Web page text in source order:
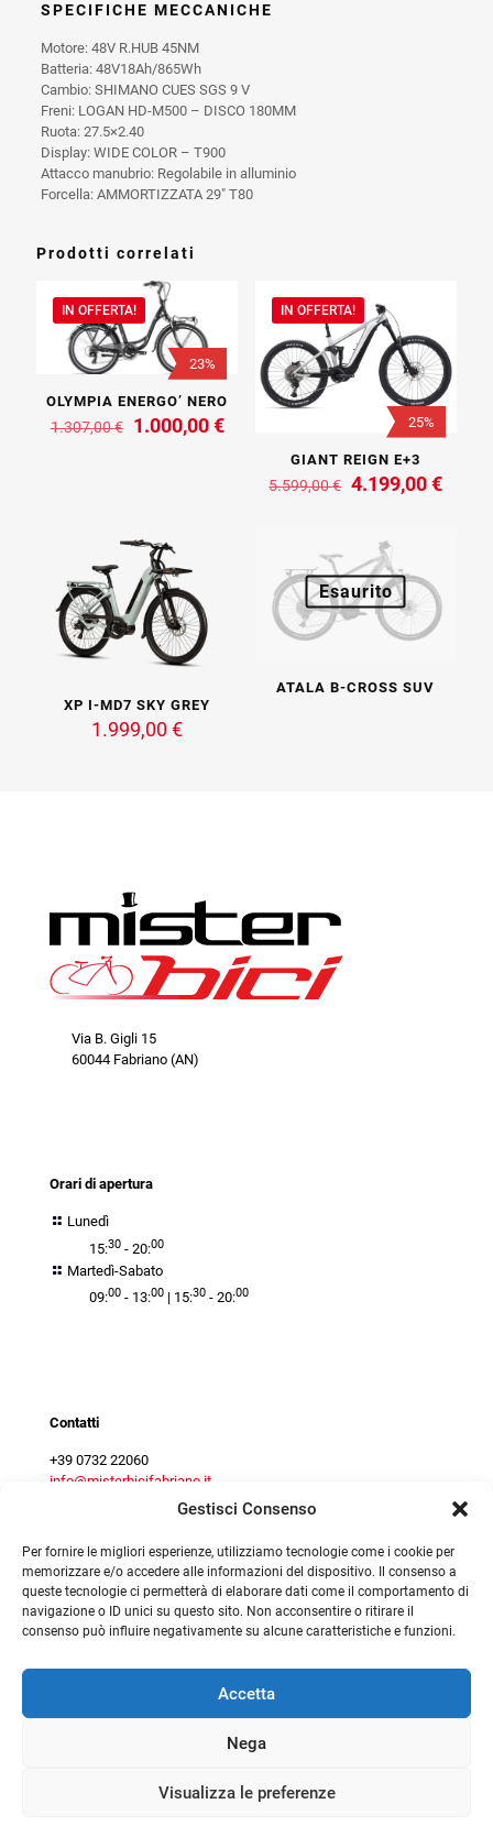
Gestisci Consenso
Per fornire le migliori esperienze, utilizziamo tecnologie come i cookie per
memorizzare e/o accedere alle informazioni del dispositivo. Il consenso a
queste tecnologie ci permetterà di elaborare dati come il comportamento di
navigazione o ID unici su questo sito. Non acconsentire o ritirare il
consenso può influire negativamente su alcune caratteristiche e funzioni.
Accetta
Nega
Visualizza le preferenze
SPECIFICHE MECCANICHE
Motore: 48V R.HUB 45NM
Batteria: 48V18Ah/865Wh
Cambio: SHIMANO CUES SGS 9 V
Freni: LOGAN HD-M500 – DISCO 180MM
Ruota: 27.5×2.40
Display: WIDE COLOR – T900
Attacco manubrio: Regolabile in alluminio
Forcella: AMMORTIZZATA 29″ T80
Prodotti correlati
IN OFFERTA!
23%
OLYMPIA ENERGO’ NERO
1.307,00€
Il
1.000,00€Il
IN OFFERTA!
25%
GIANT REIGN E+3
5.599,00€ Il
era:
5.599,00 €.
4.199,00€Il
più
varianti.
Le
opzioni
essere
XP I-MD7 SKY GREY
1.999,00€
Esaurito
ATALA B-CROSS SUV
Via B. Gigli 15
60044 Fabriano (AN)
Orari di apertura
Lunedì
15:30- 20:00
Martedì-Sabato
09:00- 13:00| 15:30- 20:00
Contatti
+39 0732 22060
info@misterbicifabriano.it
©2026Mister Bici srl - P.Iva 02294160425 | Privacy Policy |